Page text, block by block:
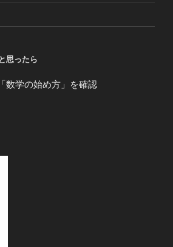
思ったら
数学の始め方」を確認